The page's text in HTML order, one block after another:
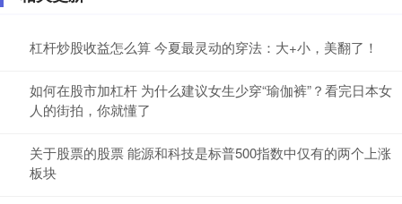
杠杆炒股收益怎么算 今夏最灵动的穿法：大+小，美翻了！
如何在股市加杠杆 为什么建议女生少穿“瑜伽裤”？看完日本女
人的街拍，你就懂了
关于股票的股票 能源和科技是标普500指数中仅有的两个上涨
板块